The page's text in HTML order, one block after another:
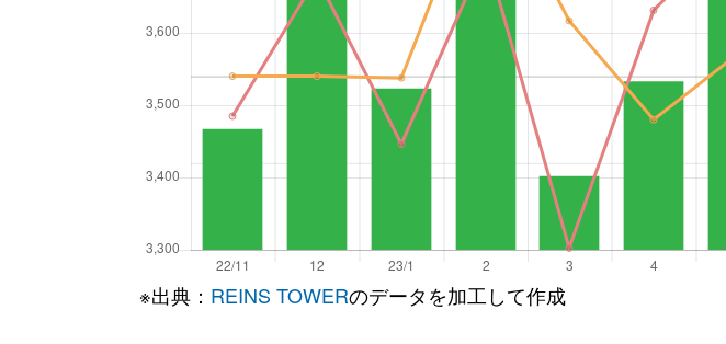
※出典： REINS TOWERのデータを加工して作成